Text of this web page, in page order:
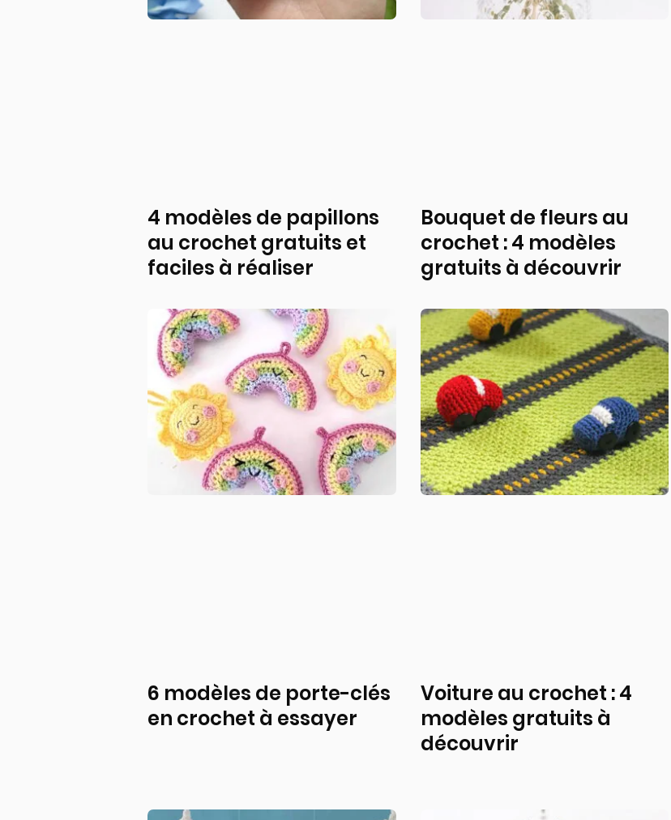
4 modèles de papillons
au crochet gratuits et
faciles à réaliser
Bouquet de fleurs au
crochet : 4 modèles
gratuits à découvrir
6 modèles de porte-clés
en crochet à essayer
Voiture au crochet : 4
modèles gratuits à
découvrir